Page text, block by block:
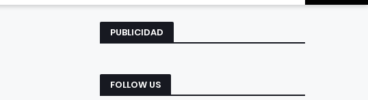
PUBLICIDAD
FOLLOW US